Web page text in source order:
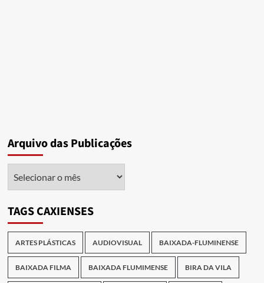
Arquivo das Publicações
TAGS CAXIENSES
ARTES PLÁSTICAS AUDIOVISUAL BAIXADA-FLUMINENSE
BAIXADA FILMA BAIXADA FLUMIMENSE BIRA DA VILA